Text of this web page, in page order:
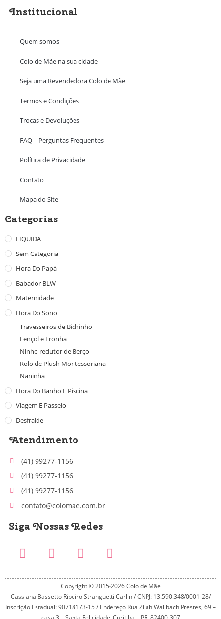
Institucional
Quem somos
Colo de Mãe na sua cidade
Seja uma Revendedora Colo de Mãe
Termos e Condições
Trocas e Devoluções
FAQ – Perguntas Frequentes
Política de Privacidade
Contato
Mapa do Site
Categorias
LIQUIDA
Sem Categoria
Hora Do Papá
Babador BLW
Maternidade
Hora Do Sono
Travesseiros de Bichinho
Lençol e Fronha
Ninho redutor de Berço
Rolo de Plush Montessoriana
Naninha
Hora Do Banho E Piscina
Viagem E Passeio
Desfralde
Atendimento
(41) 99277-1156
(41) 99277-1156
(41) 99277-1156
contato@colomae.com.br
Siga Nossas Redes
Copyright © 2015-2026 Colo de Mãe
Cassiana Bassetto Ribeiro Stranguetti Carlin / CNPJ: 13.590.348/0001-28/
Inscrição Estadual: 90718173-15 / Endereço Rua Zilah Wallbach Prestes, 69 –